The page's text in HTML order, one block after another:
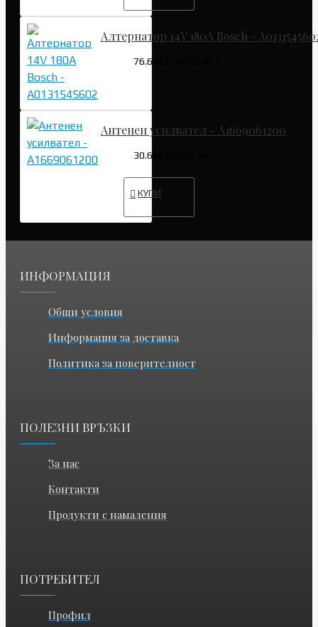
Алтернатор 14V 180A Bosch -
76.69€ (149.99 лв.)
Антенен усилвател - A1669061200
30.68€ (60.00 лв.)
КУПИ
ИНФОРМАЦИЯ
Общи условия
Информация за доставка
Политика за поверителност
ПОЛЕЗНИ ВРЪЗКИ
За нас
Контакти
Продукти с намаления
ПОТРЕБИТЕЛ
Профил